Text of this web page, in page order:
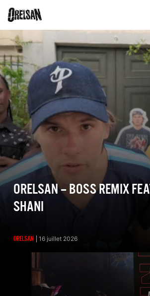
ORELSAN – BOSS REMIX
SHANI
ORELSAN 16 juillet 2026